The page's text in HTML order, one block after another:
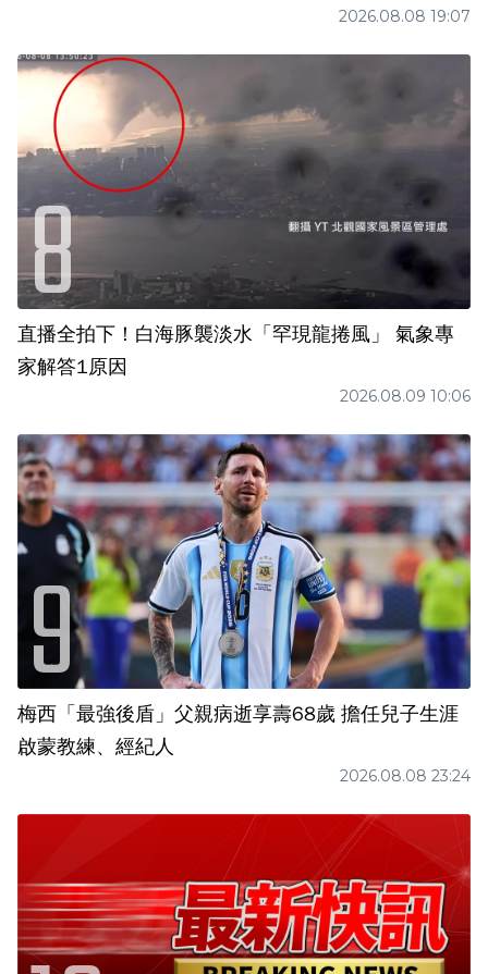
2026.08.08 19:07
直播全拍下！白海豚襲淡水「罕現龍捲風」 氣象專
家解答1原因
2026.08.09 10:06
梅西「最強後盾」父親病逝享壽68歲 擔任兒子生涯
啟蒙教練、經紀人
2026.08.08 23:24